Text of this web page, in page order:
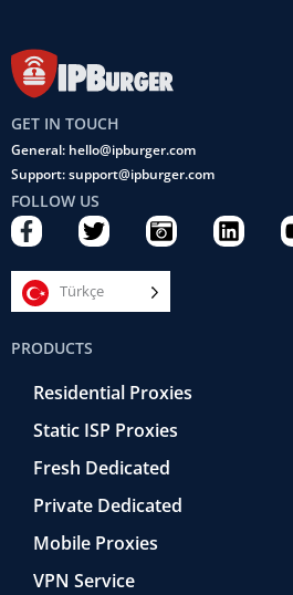
GET IN TOUCH
General: hello@ipburger.com
Support: support@ipburger.com
FOLLOW US
F
a
c
e
b
o
o
k
T
w
i
t
t
C
a
m
r
e
t
r
o
L
i
Türkçe
PRODUCTS
Residential Proxies
Static ISP Proxies
Fresh Dedicated
Private Dedicated
Mobile Proxies
VPN Service